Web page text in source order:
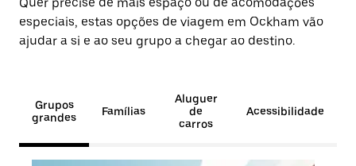
especiais, estas opções de viagem em Ockham vão
ajudar a si e ao seu grupo a chegar ao destino.
Grupos
grandes
Famílias
Aluguer
de
carros
Acessibilidade